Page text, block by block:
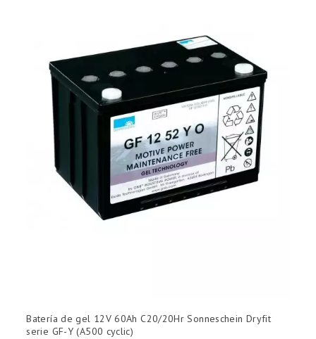
Batería de gel 12V 60Ah C20/20Hr Sonneschein Dryfit
serie GF-Y (A500 cyclic)